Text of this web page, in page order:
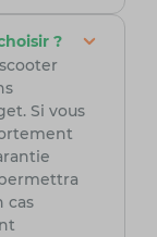
?
Si vous
cas